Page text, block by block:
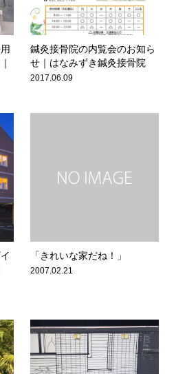
鍼灸接骨院の内覧会のお知ら
せ｜はなみずき鍼灸接骨院
2017.06.09
「きれいな家だね！」
2007.02.21